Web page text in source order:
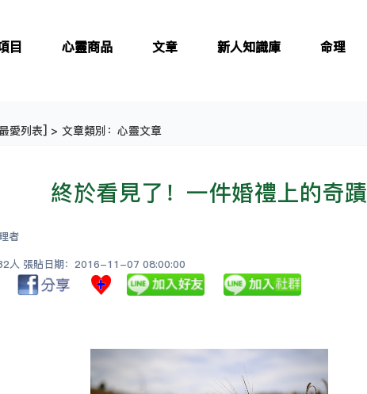
目 心靈商品 文章 新人知識庫 命理
愛列表] > 文章類別：心靈文章
終於看見了！一件婚禮上的奇蹟
者
人 張貼日期：2016-11-07 08:00:00